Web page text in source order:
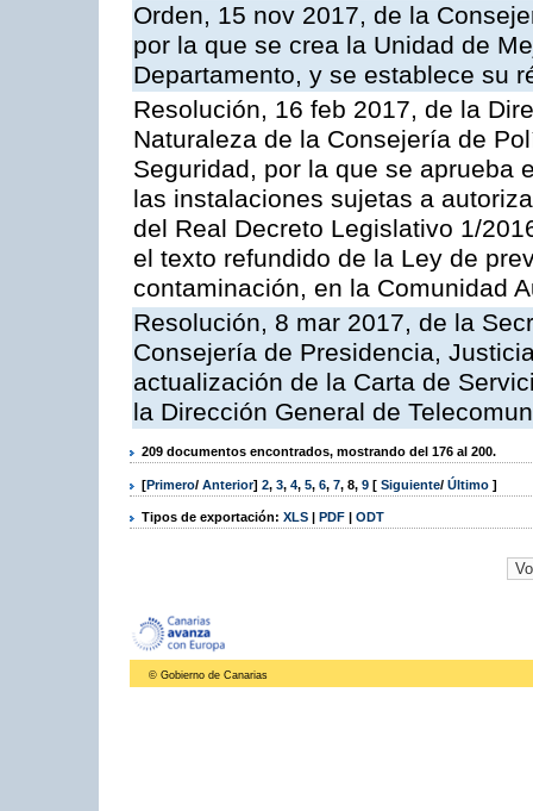
Orden, 15 nov 2017, de la
por la que se crea la Unidad de
Departamento, y se establece su
Resolución, 16 feb 2017, de la
Naturaleza de la Consejería de
Seguridad, por la que se aprueba
las instalaciones sujetas a
del Real Decreto Legislativo 1/
el texto refundido de la Ley de
contaminación, en la Comunidad
Resolución, 8 mar 2017, de la
Consejería de Presidencia,
actualización de la Carta de
la Dirección General de
209 documentos encontrados, mostrando del 176 al 200.
[Primero/ Anterior] 2, 3, 4, 5, 6, 7, 8, 9 [ Siguiente/ Último ]
Tipos de exportación: XLS | PDF | ODT
© Gobierno de Canarias